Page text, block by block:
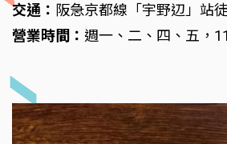
交通： 阪急京都線「宇野辺」站
營業時間： 週一、二、四、五，